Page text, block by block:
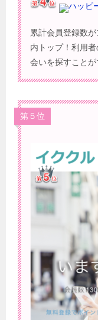
ハッピ
累計会員登録数
内トップ！利用
会いを探すことが
第５位